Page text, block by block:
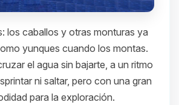
los caballos y otras monturas ya
yunques cuando los montas.
el agua sin bajarte, a un ritmo
ni saltar, pero con una gran
para la exploración.